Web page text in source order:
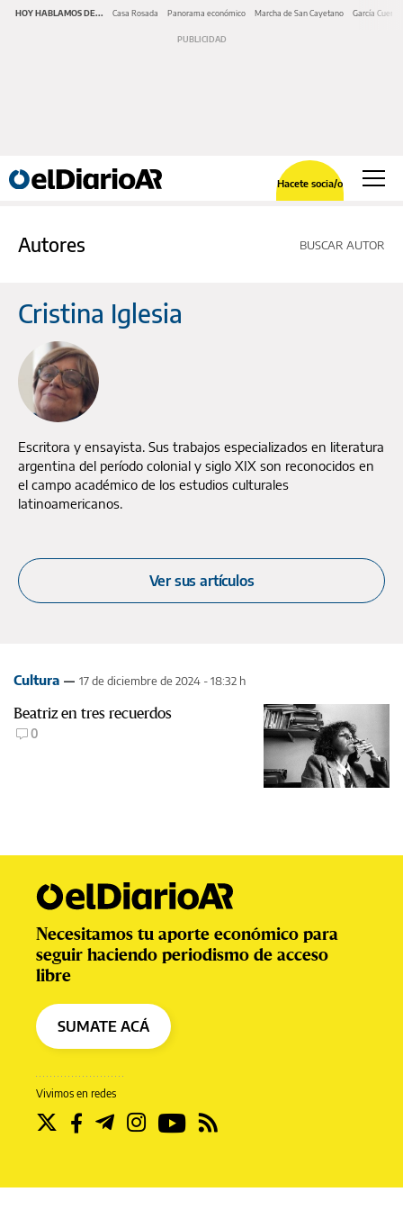
HOY HABLAMOS DE... Casa Rosada Panorama económico Marcha de San Cayetano García Cuerva
Hacete socia/o
Autores BUSCAR AUTOR
Cristina Iglesia
Escritora y ensayista. Sus trabajos especializados en literatura
argentina del período colonial y siglo XIX son reconocidos en
el campo académico de los estudios culturales
latinoamericanos.
Ver sus artículos
Cultura 17 de diciembre de 2024 - 18:32 h
Beatriz en tres recuerdos
0
Vivimos en redes
Necesitamos tu aporte económico para
seguir haciendo periodismo de acceso
libre
SUMATE ACÁ